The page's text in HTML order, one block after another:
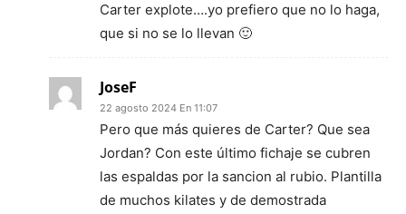
Carter explote….yo prefiero que no lo haga,
que si no se lo llevan 🙂
JoseF
22 agosto 2024 En 11:07
Pero que más quieres de Carter? Que sea
Jordan? Con este último fichaje se cubren
las espaldas por la sancion al rubio. Plantilla
de muchos kilates y de demostrada